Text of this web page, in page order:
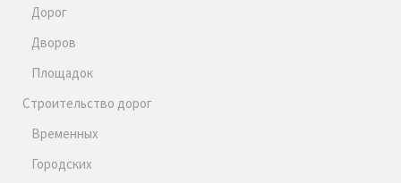
Дорог
Дворов
Площадок
Строительство дорог
Временных
Городских